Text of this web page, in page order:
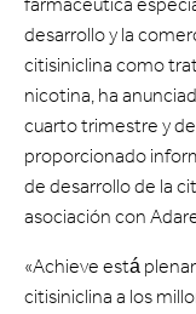
desarrollo y la
citisiniclina como
nicotina, ha
cuarto trimestre y
proporcionado
de desarrollo de la
asociación con
«Achieve está
citisiniclina a los